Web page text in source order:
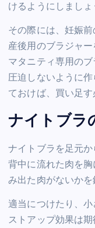
けるようにしましょ
その際には、妊娠
産後用のブラジャー
マタニティ専用の
圧迫しないように
ておけば、買い足す
ナイトブラ
ナイトブラを足元
背中に流れた肉を
み出た肉がないかを
適当につけたり、
ストアップ効果は期